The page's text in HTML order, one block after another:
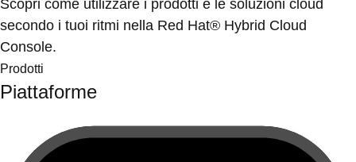
Scopri come utilizzare i prodotti e le soluzioni cloud
secondo i tuoi ritmi nella Red Hat® Hybrid Cloud
Console.
Prodotti
Piattaforme